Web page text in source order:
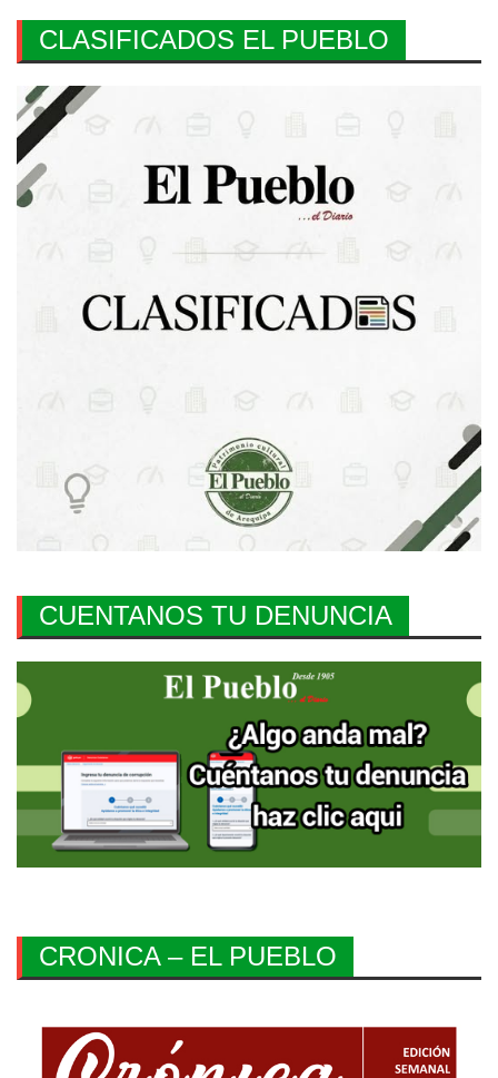
CLASIFICADOS EL PUEBLO
CUENTANOS TU DENUNCIA
CRONICA – EL PUEBLO